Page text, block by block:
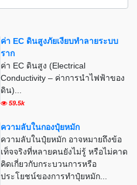
ค่า EC ดินสูงภัยเงียบทำลายระบบ
ราก
ค่า EC ดินสูง (Electrical
Conductivity – ค่าการนำไฟฟ้าของ
ดิน)...
59.5k
ความลับในกองปุ๋ยหมัก
ความลับในปุ๋ยหมัก อาจหมายถึงข้อ
เท็จจริงที่หลายคนยังไม่รู้ หรือไม่คาด
คิดเกี่ยวกับกระบวนการหรือ
ประโยชน์ของการทำปุ๋ยหมัก...